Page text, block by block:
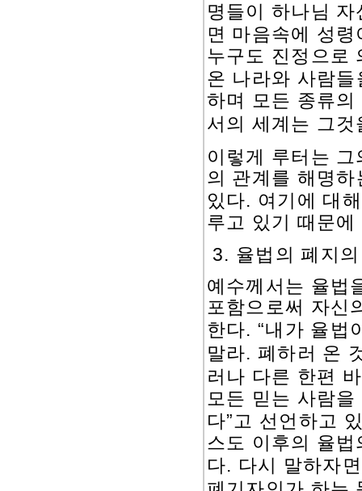
명들이 하나님
면 마음속에 성
누구도 진정으로
온 나라와 사람
하며 모든 종류
서의 세계는 그
이렇게 루터는
의 관계를 해명
있다. 여기에 대
루고 있기 때문
3. 율법의 폐지
예수께서는 율법
포함으로써 자신
한다. “내가 율법
말라. 폐하러 온
러나 다른 한편
모든 믿는 사람
다”고 선언하고
스도 이후의 율
다. 다시 말하자